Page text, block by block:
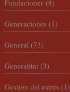
Fundaciones (8)
Generaciones (1)
General (73)
Generalitat (3)
Gestión del estrés (1)